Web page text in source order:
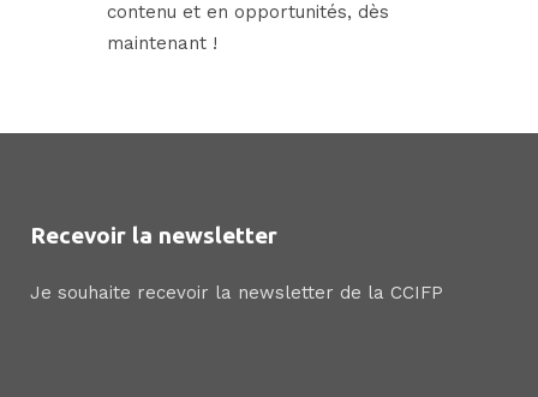
contenu et en opportunités, dès
maintenant !
Recevoir la newsletter
Je souhaite recevoir la newsletter de la CCIFP